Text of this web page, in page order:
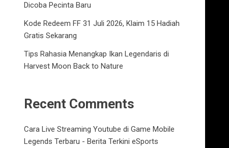
Dicoba Pecinta Baru
Kode Redeem FF 31 Juli 2026, Klaim 15 Hadiah
Gratis Sekarang
Tips Rahasia Menangkap Ikan Legendaris di
Harvest Moon Back to Nature
Recent Comments
Cara Live Streaming Youtube di Game Mobile
Legends Terbaru - Berita Terkini eSports